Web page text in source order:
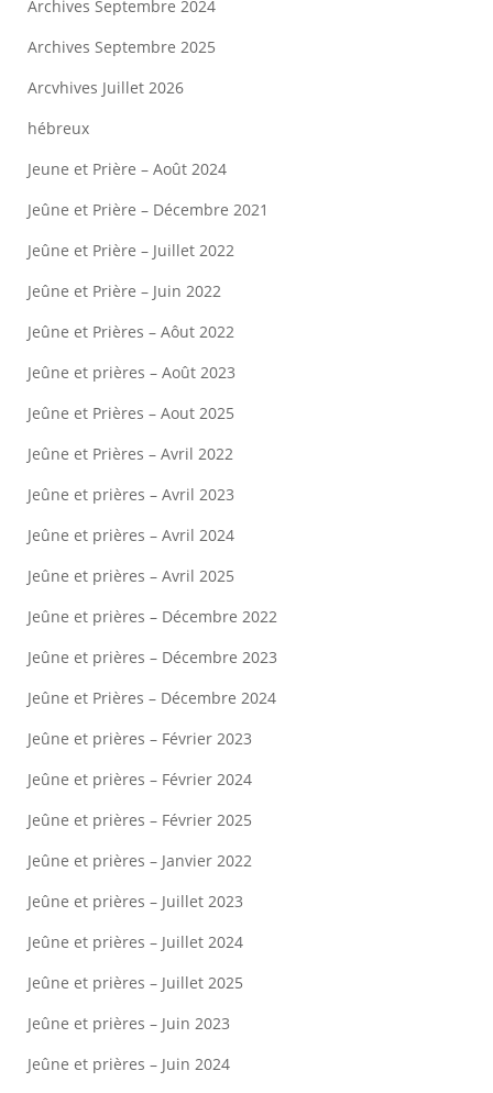
Archives Septembre 2024
Archives Septembre 2025
Arcvhives Juillet 2026
hébreux
Jeune et Prière – Août 2024
Jeûne et Prière – Décembre 2021
Jeûne et Prière – Juillet 2022
Jeûne et Prière – Juin 2022
Jeûne et Prières – Aôut 2022
Jeûne et prières – Août 2023
Jeûne et Prières – Aout 2025
Jeûne et Prières – Avril 2022
Jeûne et prières – Avril 2023
Jeûne et prières – Avril 2024
Jeûne et prières – Avril 2025
Jeûne et prières – Décembre 2022
Jeûne et prières – Décembre 2023
Jeûne et Prières – Décembre 2024
Jeûne et prières – Février 2023
Jeûne et prières – Février 2024
Jeûne et prières – Février 2025
Jeûne et prières – Janvier 2022
Jeûne et prières – Juillet 2023
Jeûne et prières – Juillet 2024
Jeûne et prières – Juillet 2025
Jeûne et prières – Juin 2023
Jeûne et prières – Juin 2024